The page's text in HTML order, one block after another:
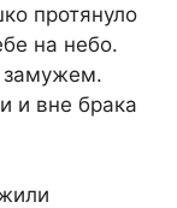
протянуло
на небо.
и вне брака